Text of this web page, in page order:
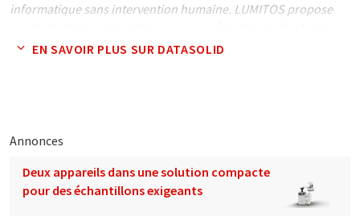
informatique sans intervention humaine. LUMITOS propose
éventail de présentations d'entreprise. Comme cet article a été
EN SAVOIR PLUS SUR DATASOLID
Annonces
Deux appareils dans une solution compacte
pour des échantillons exigeants